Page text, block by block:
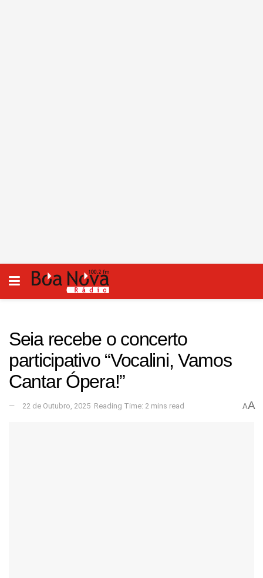
Seia recebe o concerto
participativo “Vocalini, Vamos
Cantar Ópera!”
22 de Outubro, 2025 Reading Time: 2 mins read AA